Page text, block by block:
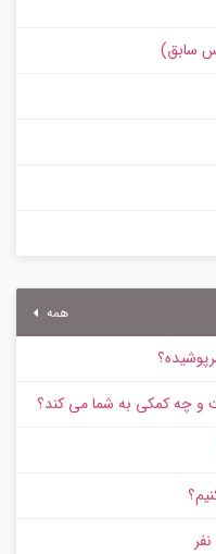
سابق)
همه
و چه کمکی به شما می کند؟